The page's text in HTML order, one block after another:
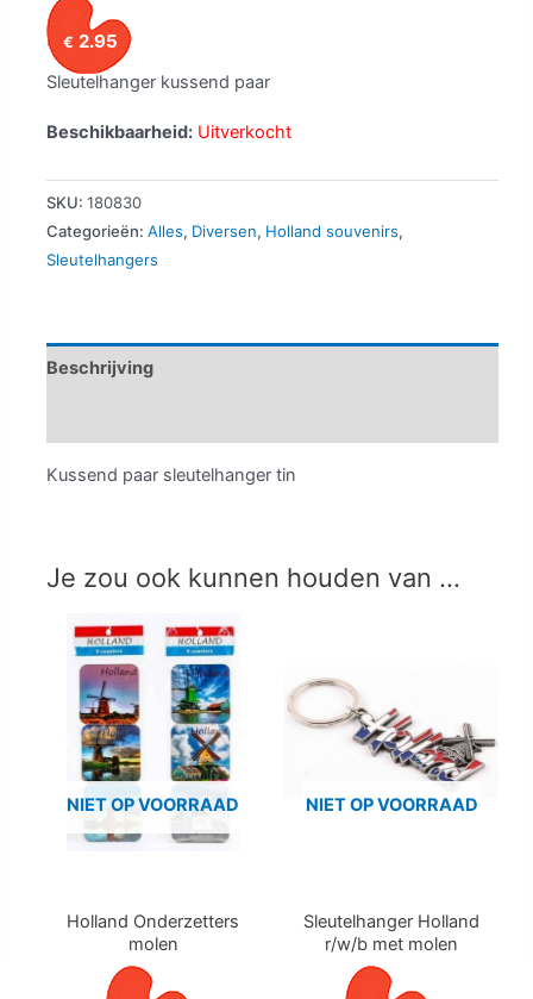
€ 2.95
Sleutelhanger kussend paar
Beschikbaarheid: Uitverkocht
SKU: 180830
Categorieën: Alles, Diversen, Holland souvenirs,
Sleutelhangers
Beschrijving
Kussend paar sleutelhanger tin
Je zou ook kunnen houden van …
NIET OP VOORRAAD
Holland Onderzetters
molen
NIET OP VOORRAAD
Sleutelhanger Holland
r/w/b met molen